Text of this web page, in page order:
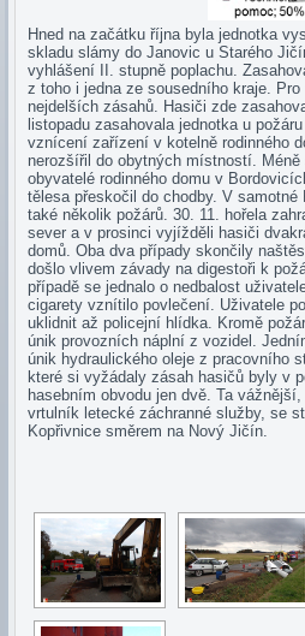
Hned na začátku října byla jednotka
skladu slámy do Janovic u Starého
vyhlášení II. stupně poplachu.
z toho i jedna ze sousedního kraje.
nejdelších zásahů. Hasiči zde
listopadu zasahovala jednotka u
vznícení zařízení v kotelně rodinného
nerozšířil do obytných místností.
obyvatelé rodinného domu v
tělesa přeskočil do chodby. V
také několik požárů. 30. 11. hořela
sever a v prosinci vyjížděli hasiči
domů. Oba dva případy skončily
došlo vlivem závady na digestoři k
případě se jednalo o nedbalost
cigarety vznítilo povlečení. Uživatele
uklidnit až policejní hlídka. Kromě
únik provozních náplní z vozidel.
únik hydraulického oleje z pracovního
které si vyžádaly zásah hasičů byly v
hasebním obvodu jen dvě. Ta
vrtulník letecké záchranné služby, se
Kopřivnice směrem na Nový Jičín.